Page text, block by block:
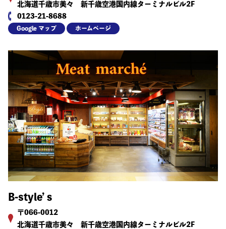
北海道千歳市美々 新千歳空港国内線ターミナルビル2F
0123-21-8688
Google マップ ホームページ
B-style’ｓ
〒066-0012
北海道千歳市美々 新千歳空港国内線ターミナルビル2F